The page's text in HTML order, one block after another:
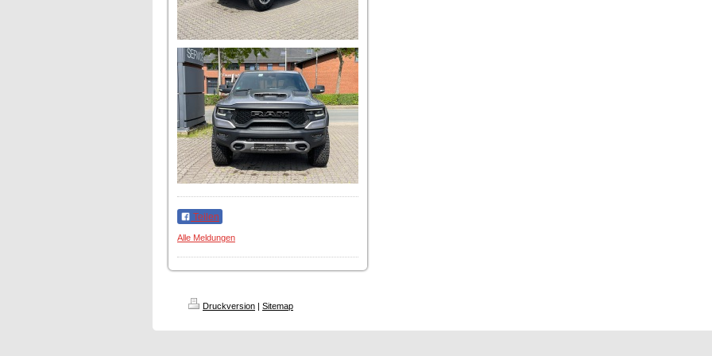
Teilen
Alle Meldungen
Druckversion | Sitemap